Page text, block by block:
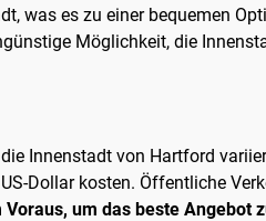
was es zu einer bequemen
Möglichkeit, die
Innenstadt von Hartford
Dollar kosten. Öffentliche
Voraus, um das beste Angebot